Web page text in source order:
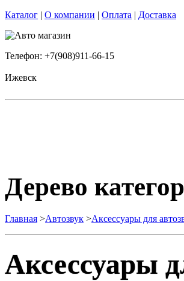
Каталог | О компании | Оплата | Доставка
Телефон: +7(908)911-66-15
Ижевск
Дерево
Главная >Автозвук >Аксессуары для
Аксессуары